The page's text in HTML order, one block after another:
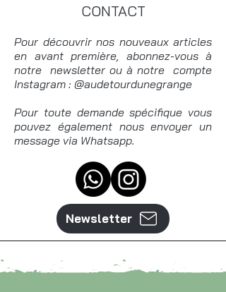
CONTACT
Pour découvrir nos nouveaux articles
en avant première, abonnez-vous à
notre newsletter ou à notre compte
Instagram : @audetourdunegrange
Pour toute demande spécifique vous
pouvez également nous envoyer un
message via Whatsapp.
Newsletter